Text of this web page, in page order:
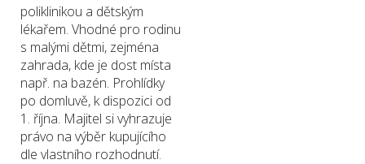
poliklinikou a dětským
lékařem. Vhodné pro rodinu
s malými dětmi, zejména
zahrada, kde je dost místa
např. na bazén. Prohlídky
po domluvě, k dispozici od
1. října. Majitel si vyhrazuje
právo na výběr kupujícího
dle vlastního rozhodnutí.